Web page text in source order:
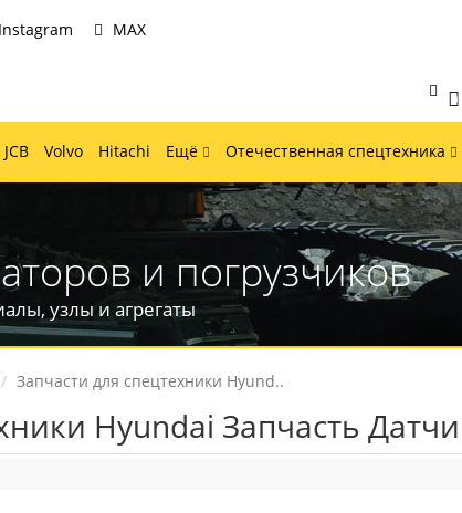
Instagram MAX
0
JCB Volvo Hitachi Ещё Отечественная спецтехника
и погрузчиков
узлы и агрегаты
Запчасти для спецтехники Hyund..
Hyundai Запчасть